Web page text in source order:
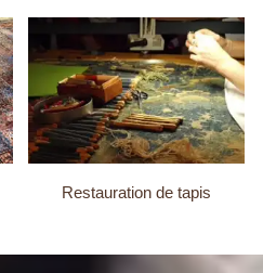
Restauration de tapis